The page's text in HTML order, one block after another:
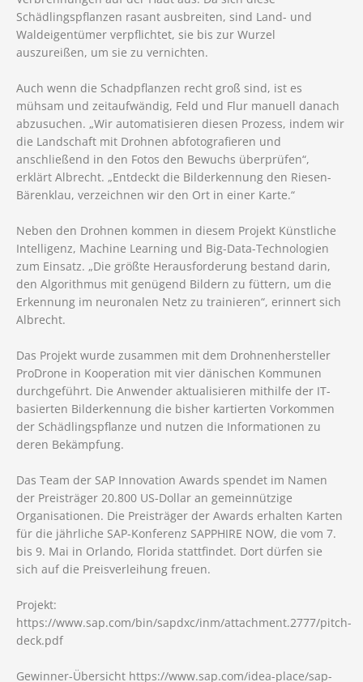
Schädlingspflanzen rasant ausbreiten, sind Land- und
Waldeigentümer verpflichtet, sie bis zur Wurzel
auszureißen, um sie zu vernichten.
Auch wenn die Schadpflanzen recht groß sind, ist es
mühsam und zeitaufwändig, Feld und Flur manuell danach
abzusuchen. „Wir automatisieren diesen Prozess, indem wir
die Landschaft mit Drohnen abfotografieren und
anschließend in den Fotos den Bewuchs überprüfen“,
erklärt Albrecht. „Entdeckt die Bilderkennung den Riesen-
Bärenklau, verzeichnen wir den Ort in einer Karte.“
Neben den Drohnen kommen in diesem Projekt Künstliche
Intelligenz, Machine Learning und Big-Data-Technologien
zum Einsatz. „Die größte Herausforderung bestand darin,
den Algorithmus mit genügend Bildern zu füttern, um die
Erkennung im neuronalen Netz zu trainieren“, erinnert sich
Albrecht.
Das Projekt wurde zusammen mit dem Drohnenhersteller
ProDrone in Kooperation mit vier dänischen Kommunen
durchgeführt. Die Anwender aktualisieren mithilfe der IT-
basierten Bilderkennung die bisher kartierten Vorkommen
der Schädlingspflanze und nutzen die Informationen zu
deren Bekämpfung.
Das Team der SAP Innovation Awards spendet im Namen
der Preisträger 20.800 US-Dollar an gemeinnützige
Organisationen. Die Preisträger der Awards erhalten Karten
für die jährliche SAP-Konferenz SAPPHIRE NOW, die vom 7.
bis 9. Mai in Orlando, Florida stattfindet. Dort dürfen sie
sich auf die Preisverleihung freuen.
Projekt:
https://www.sap.com/bin/sapdxc/inm/attachment.2777/pitch-
deck.pdf
Gewinner-Übersicht https://www.sap.com/idea-place/sap-